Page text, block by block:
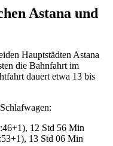
Astana und
Hauptstädten Astana
die Bahnfahrt im
dauert etwa 13 bis
12 Std 56 Min
13 Std 06 Min